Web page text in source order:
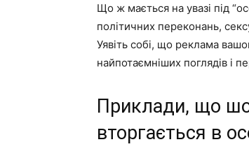
Що ж мається на увазі під
політичних переконань,
Уявіть собі, що реклама
найпотаємніших поглядів і
Приклади, що
вторгається в